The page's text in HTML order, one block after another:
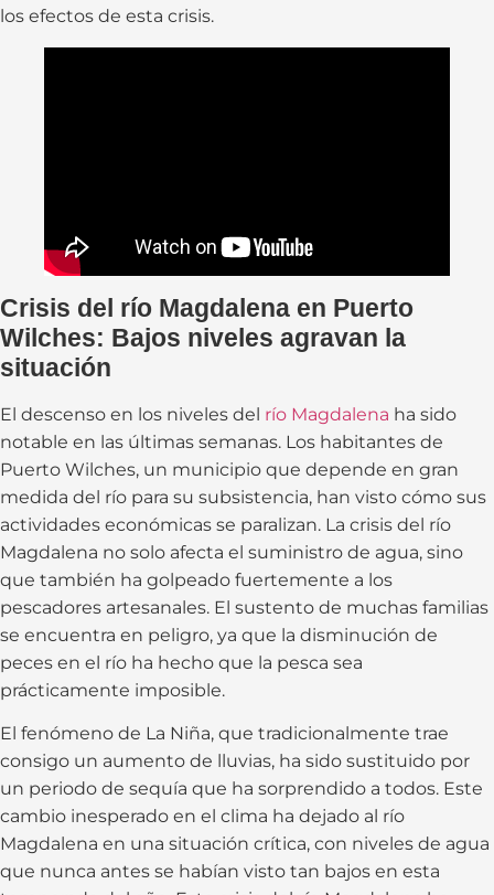
los efectos de esta crisis.
Crisis del río Magdalena en Puerto
Wilches: Bajos niveles agravan la
situación
El descenso en los niveles del río Magdalena ha sido
notable en las últimas semanas. Los habitantes de
Puerto Wilches, un municipio que depende en gran
medida del río para su subsistencia, han visto cómo sus
actividades económicas se paralizan. La crisis del río
Magdalena no solo afecta el suministro de agua, sino
que también ha golpeado fuertemente a los
pescadores artesanales. El sustento de muchas familias
se encuentra en peligro, ya que la disminución de
peces en el río ha hecho que la pesca sea
prácticamente imposible.
El fenómeno de La Niña, que tradicionalmente trae
consigo un aumento de lluvias, ha sido sustituido por
un periodo de sequía que ha sorprendido a todos. Este
cambio inesperado en el clima ha dejado al río
Magdalena en una situación crítica, con niveles de agua
que nunca antes se habían visto tan bajos en esta